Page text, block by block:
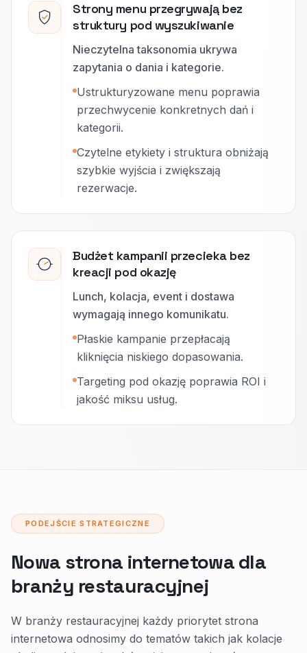
Strony menu przegrywają bez
struktury pod wyszukiwanie
Nieczytelna taksonomia ukrywa
zapytania o dania i kategorie.
Ustrukturyzowane menu poprawia
przechwycenie konkretnych dań i
kategorii.
Czytelne etykiety i struktura obniżają
szybkie wyjścia i zwiększają
rezerwacje.
Budżet kampanii przecieka bez
kreacji pod okazję
Lunch, kolacja, event i dostawa
wymagają innego komunikatu.
Płaskie kampanie przepłacają
kliknięcia niskiego dopasowania.
Targeting pod okazję poprawia ROI i
jakość miksu usług.
PODEJŚCIE STRATEGICZNE
Nowa strona internetowa dla
branży restauracyjnej
W branży restauracyjnej każdy priorytet strona
internetowa odnosimy do tematów takich jak kolacje